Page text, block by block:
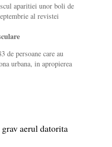
aparitiei unor boli de
al revistei
de persoane care au
urbana, in apropierea
aerul datorita